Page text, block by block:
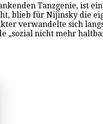
Tanzgenie, ist
blieb für Nijinsky die
verwandelte sich
„sozial nicht mehr